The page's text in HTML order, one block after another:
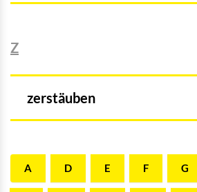
Z
zerstäuben
A D E F G